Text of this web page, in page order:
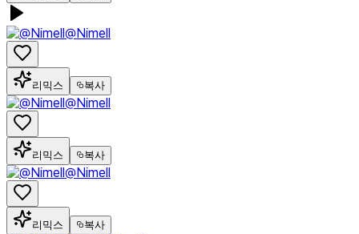
@Nimell
리믹스 복사
@Nimell
리믹스 복사
@Nimell
리믹스 복사